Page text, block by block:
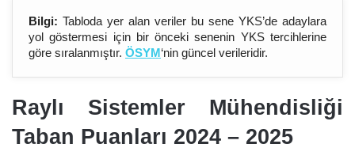
Bilgi: Tabloda yer alan veriler bu sene YKS’de adaylara
yol göstermesi için bir önceki senenin YKS tercihlerine
göre sıralanmıştır. ÖSYM‘nin güncel verileridir.
Raylı Sistemler Mühendisliği
Taban Puanları 2024 – 2025